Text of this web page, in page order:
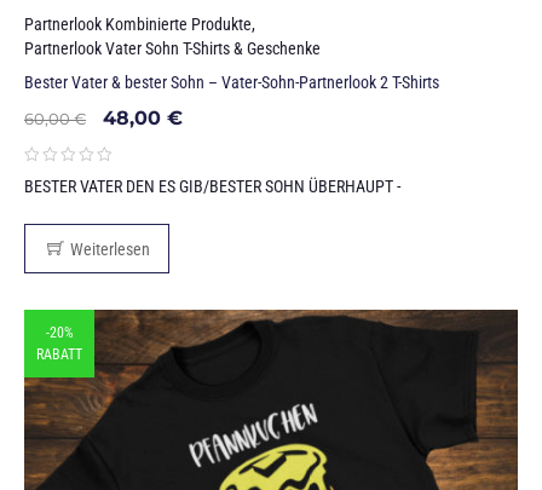
Partnerlook Kombinierte Produkte,
Partnerlook Vater Sohn T-Shirts & Geschenke
Bester Vater & bester Sohn – Vater-Sohn-Partnerlook 2 T-Shirts
60,00€ 48,00 €
BESTER VATER DEN ES GIB/BESTER SOHN ÜBERHAUPT -
Weiterlesen
-20%
RABATT